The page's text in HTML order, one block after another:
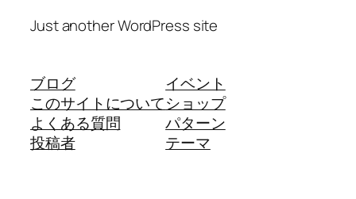
Just another WordPress site
ブログ
このサイトについて
よくある質問
投稿者
イベント
ショップ
パターン
テーマ